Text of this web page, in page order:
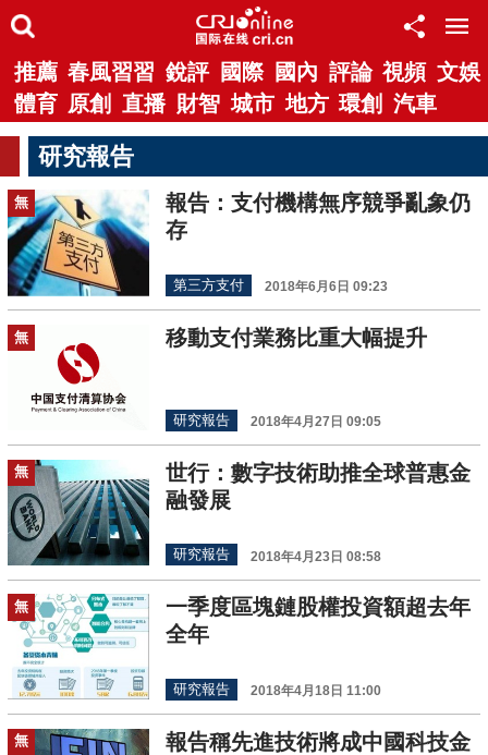
推薦 春風習習 銳評 國際 國內 評論 視頻 文娛
體育 原創 直播 財智 城市 地方 環創 汽車
研究報告
無
報告：支付機構無序競爭亂象仍
存
第三方支付 2018年6月6日 09:23
無 移動支付業務比重大幅提升
研究報告 2018年4月27日 09:05
無
世行：數字技術助推全球普惠金
融發展
研究報告 2018年4月23日 08:58
無
一季度區塊鏈股權投資額超去年
全年
研究報告 2018年4月18日 11:00
無
報告稱先進技術將成中國科技金